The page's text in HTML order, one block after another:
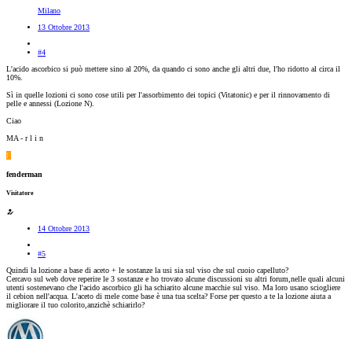
Milano
13 Ottobre 2013
#4
L'acido ascorbico si può mettere sino al 20%, da quando ci sono anche gli altri due, l'ho ridotto al circa il
10%.
Sì in quelle lozioni ci sono cose utili per l'assorbimento dei topici (Vitatonic) e per il rinnovamento di
pelle e annessi (Lozione N).
Ciao
MA - r l i n
F
fenderman
Visitatore
14 Ottobre 2013
#5
Quindi la lozione a base di aceto + le sostanze la usi sia sul viso che sul cuoio capelluto?
Cercavo sul web dove reperire le 3 sostanze e ho trovato alcune discussioni su altri forum,nelle quali alcuni
utenti sostenevano che l'acido ascorbico gli ha schiarito alcune macchie sul viso. Ma loro usano sciogliere
il cebion nell'acqua. L'aceto di mele come base è una tua scelta? Forse per questo a te la lozione aiuta a
migliorare il tuo colorito,anzichè schiarirlo?